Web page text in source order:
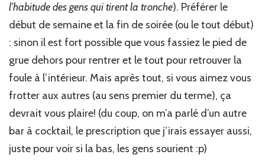
l’habitude des gens qui tirent la tronche). Préférer le
début de semaine et la fin de soirée (ou le tout début)
: sinon il est fort possible que vous fassiez le pied de
grue dehors pour rentrer et le tout pour retrouver la
foule à l’intérieur. Mais après tout, si vous aimez vous
frotter aux autres (au sens premier du terme), ça
devrait vous plaire! (du coup, on m’a parlé d’un autre
bar à cocktail, le prescription que j’irais essayer aussi,
juste pour voir si la bas, les gens sourient :p)